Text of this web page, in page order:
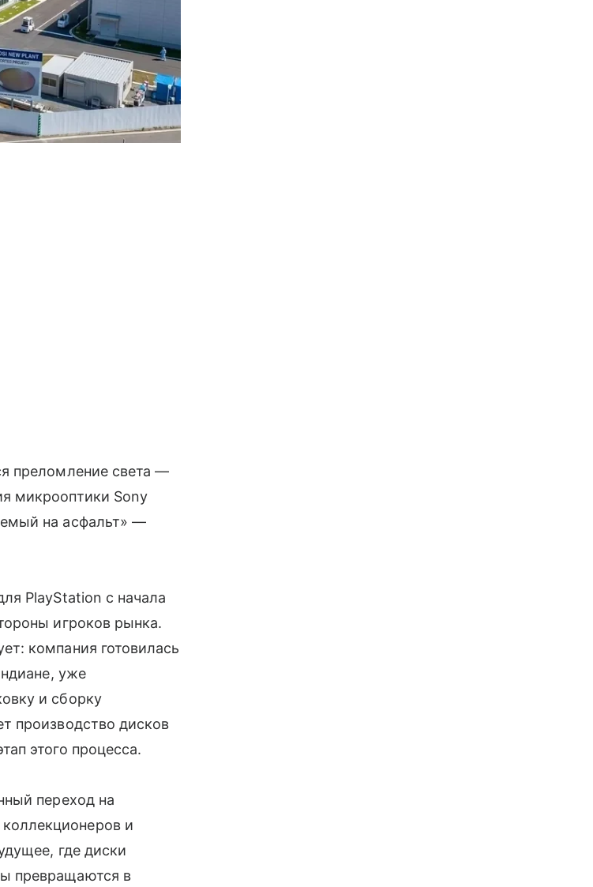
преломление света —
микрооптики Sony
на асфальт» —
PlayStation с начала
игроков рынка.
компания готовилась
уже
и сборку
производство дисков
этого процесса.
переход на
и
где диски
превращаются в